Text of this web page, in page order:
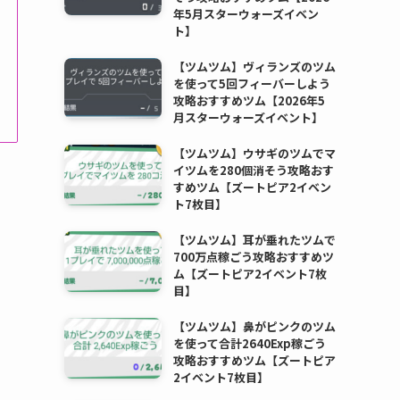
年5月スターウォーズイベン
ト】
【ツムツム】ヴィランズのツム
を使って5回フィーバーしよう
攻略おすすめツム【2026年5
月スターウォーズイベント】
【ツムツム】ウサギのツムでマ
イツムを280個消そう攻略おす
すめツム【ズートピア2イベン
ト7枚目】
【ツムツム】耳が垂れたツムで
700万点稼ごう攻略おすすめツ
ム【ズートピア2イベント7枚
目】
【ツムツム】鼻がピンクのツム
を使って合計2640Exp稼ごう
攻略おすすめツム【ズートピア
2イベント7枚目】